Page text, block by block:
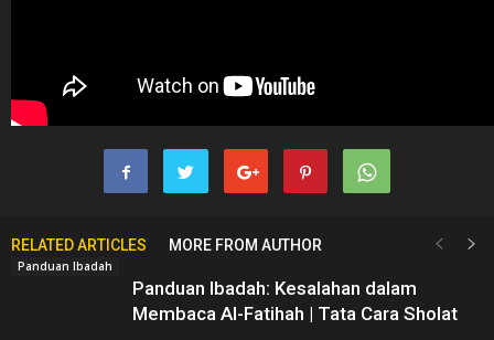
RELATED ARTICLES MORE FROM AUTHOR
Panduan Ibadah
Panduan Ibadah: Kesalahan dalam
Membaca Al-Fatihah | Tata Cara Sholat